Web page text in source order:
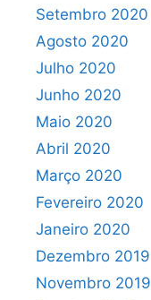
Setembro 2020
Agosto 2020
Julho 2020
Junho 2020
Maio 2020
Abril 2020
Março 2020
Fevereiro 2020
Janeiro 2020
Dezembro 2019
Novembro 2019